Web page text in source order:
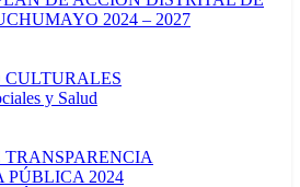
2024 – 2027
CULTURALES
y Salud
TRANSPARENCIA
PÚBLICA 2024